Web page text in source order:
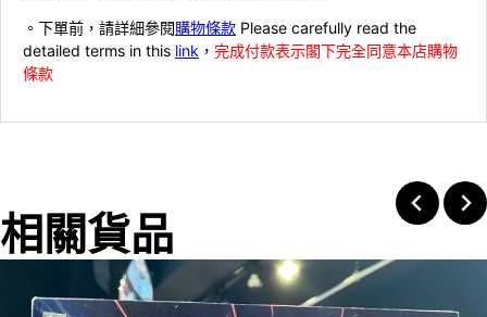
。下單前，請詳細參閱購物條款 Please carefully read the
detailed terms in this link ， 完成付款表示閣下完全同意本店購物
條款
相關貨品